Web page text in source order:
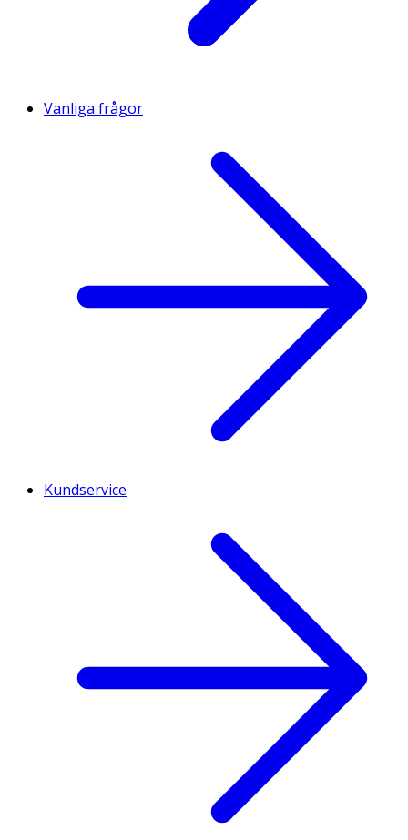
Vanliga frågor
Kundservice